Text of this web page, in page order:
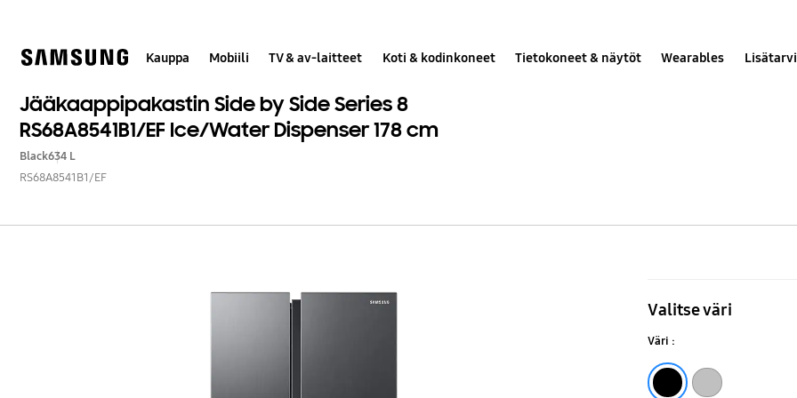
Kauppa Mobiili TV & av-laitteet Koti & kodinkoneet Tietokoneet & näytöt Wearables
Jääkaappipakastin Side by Side Series 8
RS68A8541B1/EF Ice/Water Dispenser 178 cm
Black634 L
RS68A8541B1/EF
by
Side
Series
Valitse väri
Väri :